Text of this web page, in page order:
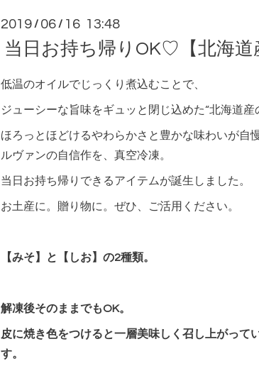
2019 / 06 / 16 13:48
当日お持ち帰りOK♡【北海道
低温のオイルでじっくり煮込むことで、
ジューシーな旨味をギュッと閉じ込めた“北海道産
ほろっとほどけるやわらかさと豊かな味わいが自
ルヴァンの自信作を、真空冷凍。
当日お持ち帰りできるアイテムが誕生しました。
お土産に。贈り物に。ぜひ、ご活用ください。
【みそ】と【しお】の2種類。
解凍後そのままでもOK。
皮に焼き色をつけると一層美味しく召し上がって
す。